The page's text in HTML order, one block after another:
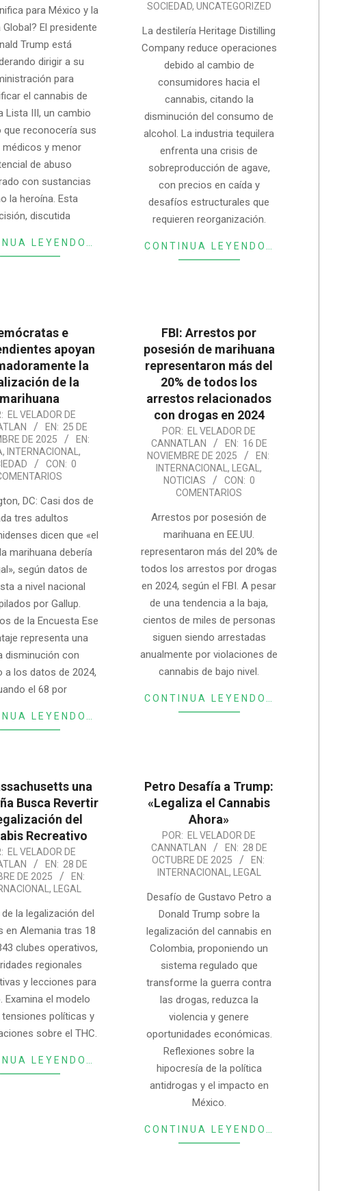
para México y la
El presidente
Trump está
dirigir a su
para
el cannabis de
Lista III, un cambio
que reconocería sus
y menor
de abuso
con sustancias
la heroína. Esta
discutida
LEYENDO…
SOCIEDAD, UNCATEGORIZED
La destilería Heritage Distilling
Company reduce operaciones
debido al cambio de
consumidores hacia el
cannabis, citando la
disminución del consumo de
alcohol. La industria tequilera
enfrenta una crisis de
sobreproducción de agave,
con precios en caída y
desafíos estructurales que
requieren reorganización.
CONTINUA LEYENDO…
e
apoyan
la
de la
marihuana
EL VELADOR DE
EN: 25 DE
DE 2025
EN:
, INTERNACIONAL ,
CON: 0
DC: Casi dos de
tres adultos
dicen que «el
marihuana debería
según datos de
a nivel nacional
por Gallup.
de la Encuesta Ese
representa una
disminución con
a los datos de 2024,
el 68 por
LEYENDO…
FBI: Arrestos por
posesión de marihuana
representaron más del
20% de todos los
arrestos relacionados
con drogas en 2024
2025-
11-
POR: EL VELADOR DE
CANNATLAN
EN: 16 DE
NOVIEMBRE DE 2025
EN:
INTERNACIONAL, LEGAL,
NOTICIAS
CON: 0
COMENTARIOS
Arrestos por posesión de
marihuana en EE.UU.
representaron más del 20% de
todos los arrestos por drogas
en 2024, según el FBI. A pesar
de una tendencia a la baja,
cientos de miles de personas
siguen siendo arrestadas
anualmente por violaciones de
cannabis de bajo nivel.
CONTINUA LEYENDO…
una
Busca Revertir
del
Recreativo
EL VELADOR DE
EN: 28 DE
DE 2025
EN:
, LEGAL
la legalización del
en Alemania tras 18
clubes operativos,
regionales
y lecciones para
Examina el modelo
tensiones políticas y
sobre el THC.
LEYENDO…
Petro Desafía a Trump:
«Legaliza el Cannabis
Ahora»
2025-
10-
POR: EL VELADOR DE
CANNATLAN
EN: 28 DE
OCTUBRE DE 2025
EN:
INTERNACIONAL , LEGAL
Desafío de Gustavo Petro a
Donald Trump sobre la
legalización del cannabis en
Colombia, proponiendo un
sistema regulado que
transforme la guerra contra
las drogas, reduzca la
violencia y genere
oportunidades económicas.
Reflexiones sobre la
hipocresía de la política
antidrogas y el impacto en
México.
CONTINUA LEYENDO…